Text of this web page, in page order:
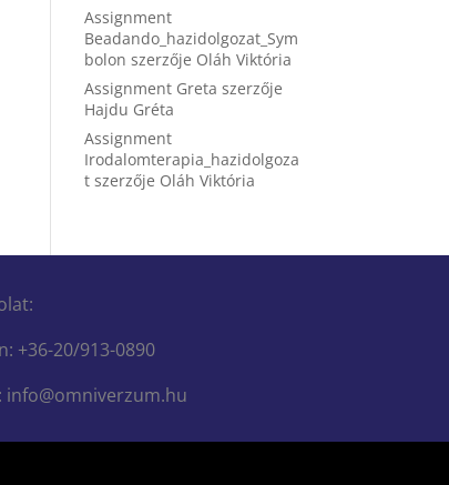
Assignment
Beadando_hazidolgozat_Sym
bolon szerzője Oláh Viktória
Assignment Greta szerzője
Hajdu Gréta
Assignment
Irodalomterapia_hazidolgoza
t szerzője Oláh Viktória
+36-20/913-0890
info@omniverzum.hu